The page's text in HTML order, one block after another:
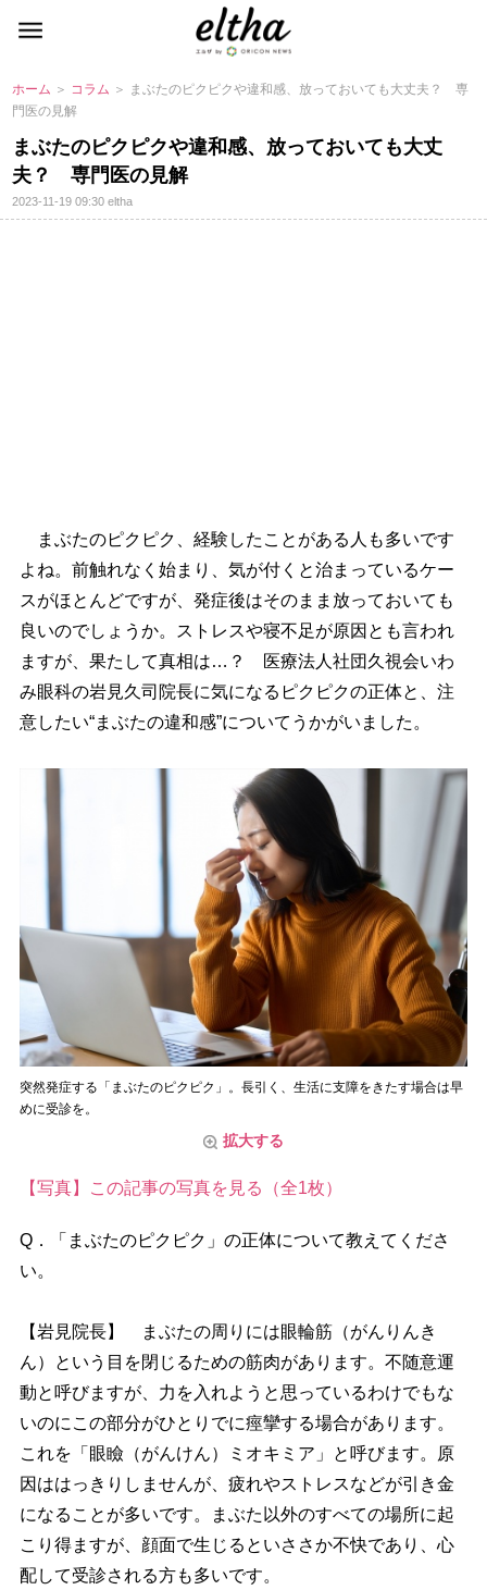
ホーム ＞ コラム ＞ まぶたのピクピクや違和感、放っておいても大丈夫？ 専
門医の見解
まぶたのピクピクや違和感、放っておいても大丈
夫？ 専門医の見解
2023-11-19 09:30eltha
まぶたのピクピク、経験したことがある人も多いです
よね。前触れなく始まり、気が付くと治まっているケー
スがほとんどですが、発症後はそのまま放っておいても
良いのでしょうか。ストレスや寝不足が原因とも言われ
ますが、果たして真相は…？ 医療法人社団久視会いわ
み眼科の岩見久司院長に気になるピクピクの正体と、注
意したい“まぶたの違和感”についてうかがいました。
突然発症する「まぶたのピクピク」。長引く、生活に支障をきたす場合は早
めに受診を。
拡大する
【写真】この記事の写真を見る（全1枚）
Q．「まぶたのピクピク」の正体について教えてくださ
い。
【岩見院長】 まぶたの周りには眼輪筋（がんりんき
ん）という目を閉じるための筋肉があります。不随意運
動と呼びますが、力を入れようと思っているわけでもな
いのにこの部分がひとりでに痙攣する場合があります。
これを「眼瞼（がんけん）ミオキミア」と呼びます。原
因ははっきりしませんが、疲れやストレスなどが引き金
になることが多いです。まぶた以外のすべての場所に起
こり得ますが、顔面で生じるといささか不快であり、心
配して受診される方も多いです。